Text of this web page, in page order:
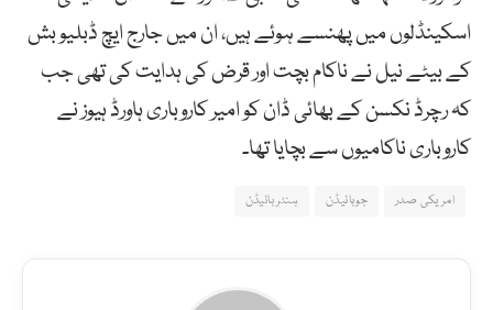
اسکینڈلوں میں پھنسے ہوئے ہیں، ان میں جارج ایچ ڈبلیو بش
کے بیٹے نیل نے ناکام بچت اور قرض کی ہدایت کی تھی جب
کہ رچرڈ نکسن کے بھائی ڈان کو امیر کاروباری ہاورڈ ہیوز نے
کاروباری ناکامیوں سے بچایا تھا۔
امریکی صدر جوبائیڈن ہنٹر بائیڈن